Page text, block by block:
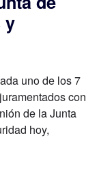
y
uno de los 7
con
de la Junta
hoy,